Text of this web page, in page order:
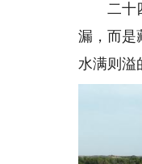
二十四
漏，而是
水满则溢